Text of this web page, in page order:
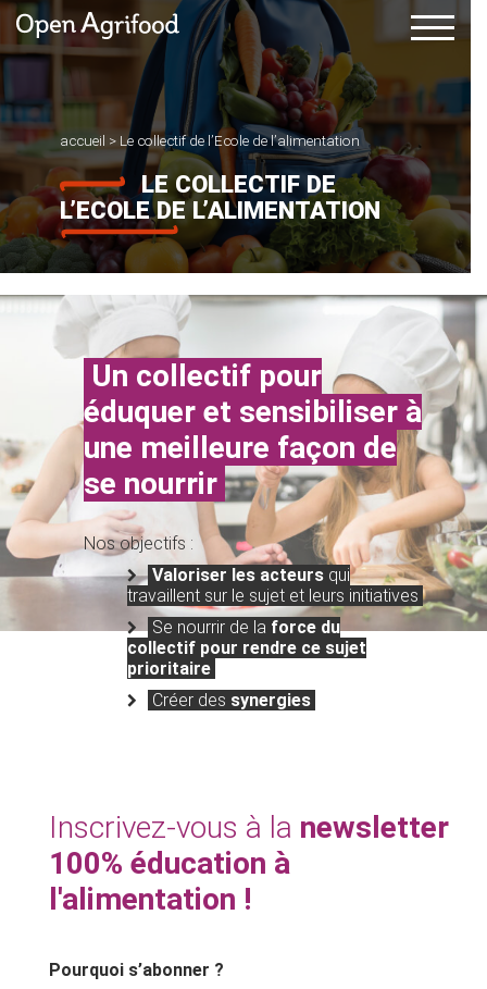
accueil > Le collectif de l’Ecole de l’alimentation
LE COLLECTIF DE
L’ECOLE DE L’ALIMENTATION
Un collectif pour
éduquer et sensibiliser à
une meilleure façon de
se nourrir
Nos objectifs :
Valoriser les acteurs qui
travaillent sur le sujet et leurs initiatives
Se nourrir de la force du
collectif pour rendre ce sujet
prioritaire
Créer des synergies
Inscrivez-vous à la newsletter
100% éducation à
l'alimentation !
Pourquoi s’abonner ?